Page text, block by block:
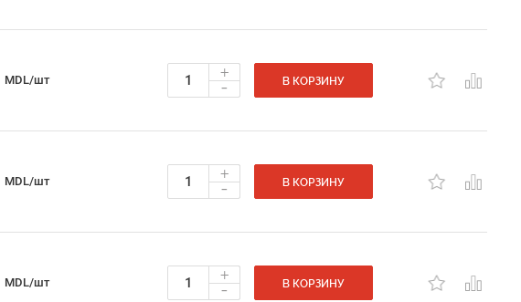
MDL/шт +
- В КОРЗИНУ
MDL/шт +
- В КОРЗИНУ
MDL/шт +
- В КОРЗИНУ